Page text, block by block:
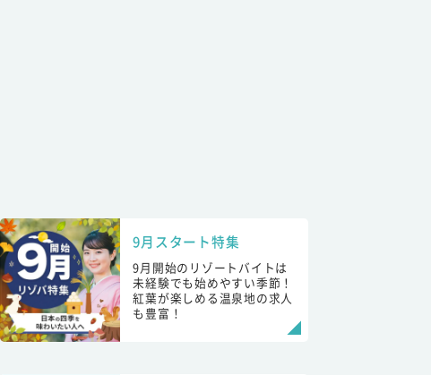
9月スタート特集
9月開始のリゾートバイトは
未経験でも始めやすい季節！
紅葉が楽しめる温泉地の求人
も豊富！